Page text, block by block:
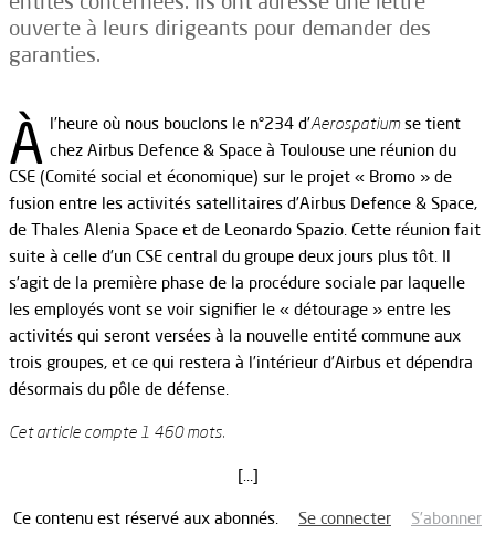
ouverte à leurs dirigeants pour demander des
garanties.
À l’heure où nous bouclons le n°234 d’Aerospatiumse tient
chez Airbus Defence & Space à Toulouse une réunion du
CSE (Comité social et économique) sur le projet « Bromo » de
fusion entre les activités satellitaires d’Airbus Defence & Space,
de Thales Alenia Space et de Leonardo Spazio. Cette réunion fait
suite à celle d’un CSE central du groupe deux jours plus tôt. Il
s’agit de la première phase de la procédure sociale par laquelle
les employés vont se voir signifier le « détourage » entre les
activités qui seront versées à la nouvelle entité commune aux
trois groupes, et ce qui restera à l’intérieur d’Airbus et dépendra
désormais du pôle de défense.
Cet article compte 1 460 mots.
[…]
Ce contenu est réservé aux abonnés. Se connecter S’abonner